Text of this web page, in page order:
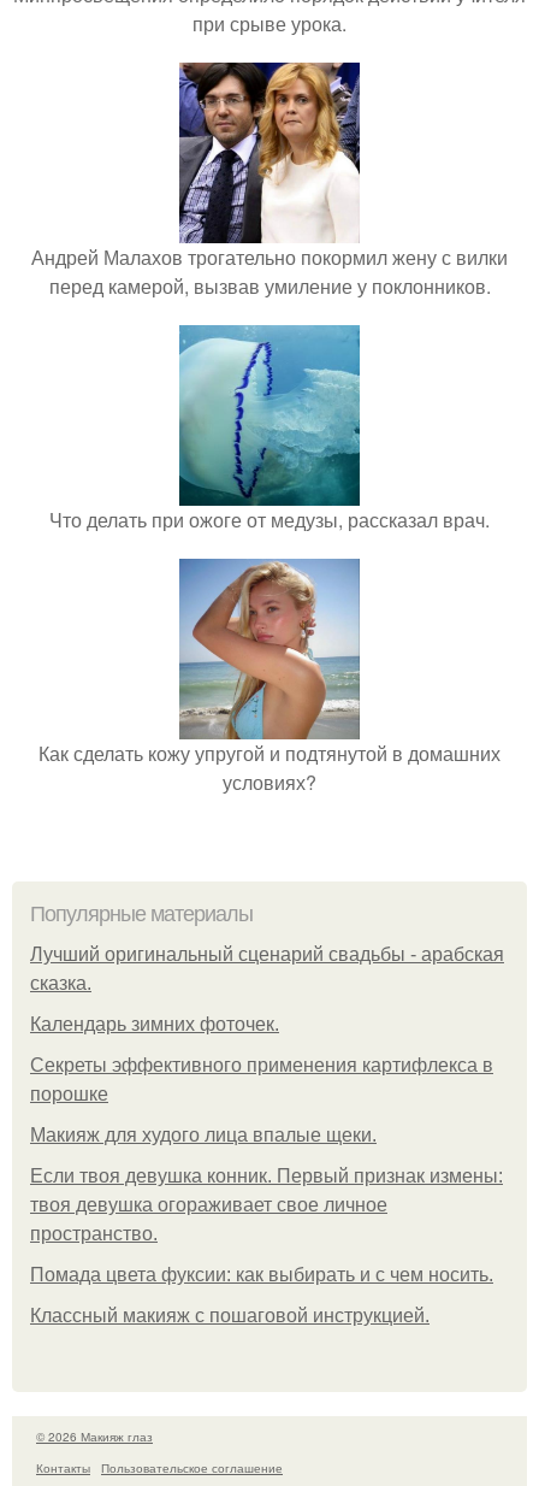
при срыве урока.
Андрей Малахов трогательно покормил жену с вилки
перед камерой, вызвав умиление у поклонников.
Что делать при ожоге от медузы, рассказал врач.
Как сделать кожу упругой и подтянутой в домашних
условиях?
Популярные материалы
Лучший оригинальный сценарий свадьбы - арабская
сказка.
Календарь зимних фоточек.
Секреты эффективного применения картифлекса в
порошке
Макияж для худого лица впалые щеки.
Если твоя девушка конник. Первый признак измены:
твоя девушка огораживает свое личное
пространство.
Помада цвета фуксии: как выбирать и с чем носить.
Классный макияж с пошаговой инструкцией.
© 2026 Макияж глаз
Контакты
Пользовательское соглашение